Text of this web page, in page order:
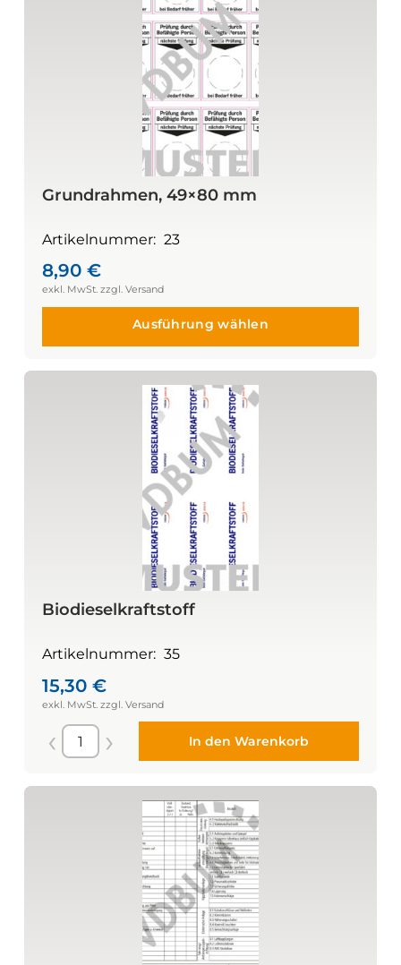
Grundrahmen, 49×80 mm
Artikelnummer: 23
8,90 €
Ausführung wählen
Biodieselkraftstoff
Artikelnummer: 35
15,30 €
In den Warenkorb